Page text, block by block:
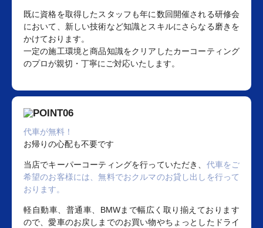
既に資格を取得したスタッフも年に数回開催される研修会
において、新しい技術など知識とスキルにさらなる磨きを
かけております。
一定の施工環境と商品知識をクリアしたカーコーティング
のプロが親切・丁寧にご対応いたします。
代車が無料！
お帰りの心配も不要です
当店でキーパーコーティングを行っていただき、 代車をご
希望のお客様には、無料でおクルマのお貸し出しを行って
おります。
軽自動車、普通車、BMWまで幅広く取り揃えております
ので、愛車のお戻しまでのお買い物やちょっとしたドライ